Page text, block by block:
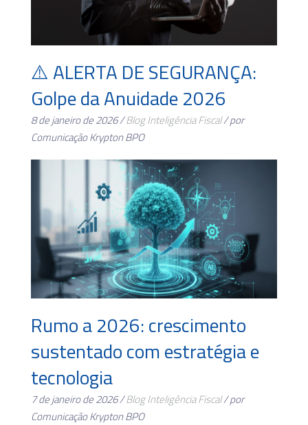
⚠️ ALERTA DE SEGURANÇA:
Golpe da Anuidade 2026
8 de janeiro de 2026 /BlogInteligência Fiscal/ por
Comunicação Krypton BPO
Rumo a 2026: crescimento
sustentado com estratégia e
tecnologia
7 de janeiro de 2026 /BlogInteligência Fiscal/ por
Comunicação Krypton BPO